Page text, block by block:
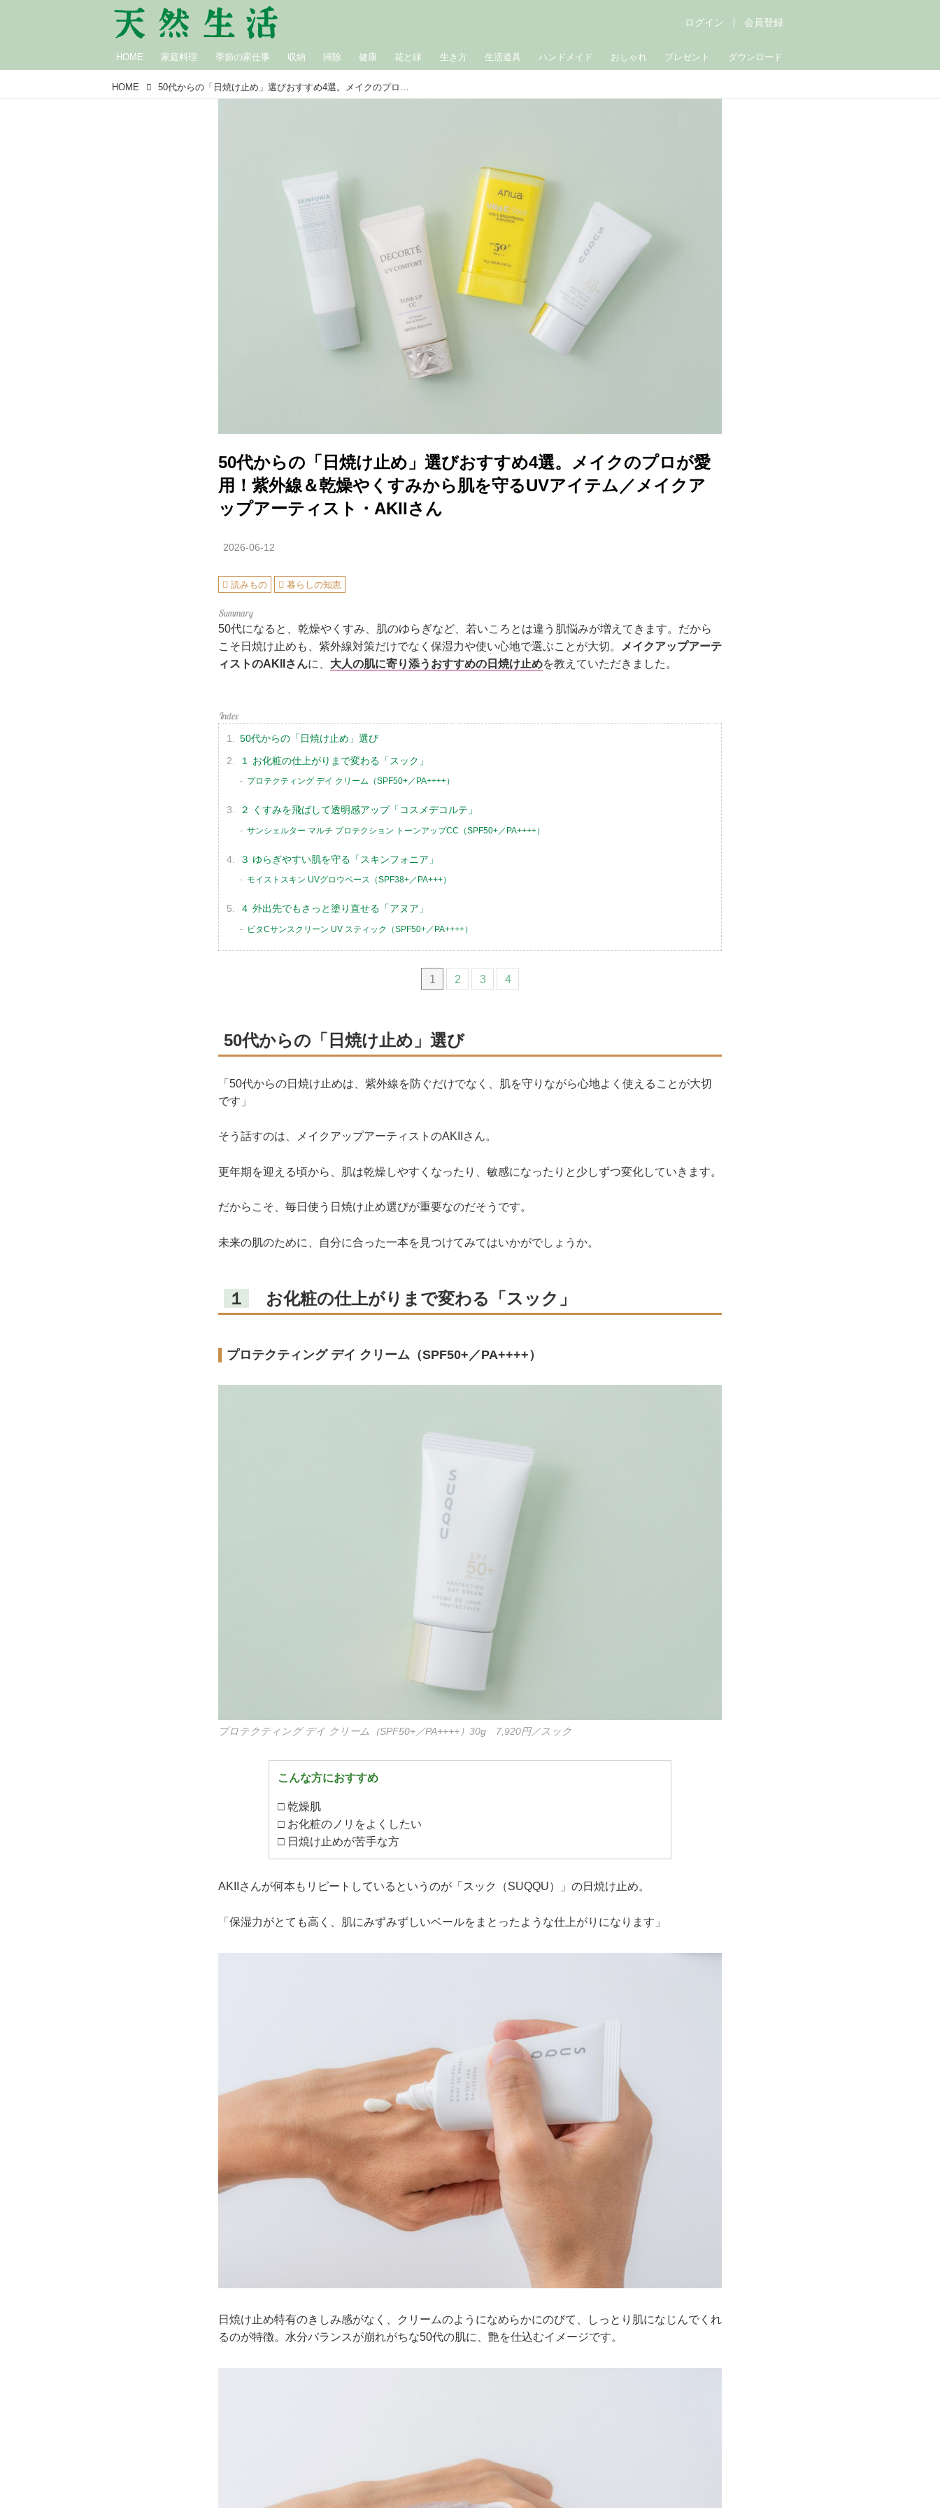
HOME 家庭料理 季節の家仕事 収納 掃除 健康 花と緑 生き方 生活道具 ハンドメイド おしゃれ プレゼント ダウンロード
ログイン 会員登録
HOME 50代からの「日焼け止め」選びおすすめ4選。メイクのプロが愛用！紫外線＆乾燥やくすみから肌を守るUVアイテム／メイクアップアーティスト・AKIIさん
50代からの「日焼け止め」選びおすすめ4選。メイクのプロが愛
用！紫外線＆乾燥やくすみから肌を守るUVアイテム／メイクア
ップアーティスト・AKIIさん
2026-06-12
読みもの 暮らしの知恵
50代になると、乾燥やくすみ、肌のゆらぎなど、若いころとは違う肌悩みが増えてきます。だから
こそ日焼け止めも、紫外線対策だけでなく保湿力や使い心地で選ぶことが大切。
メイクアップアーテ
ィストのAKIIさんに、 大人の肌に寄り添うおすすめの日焼け止めを教えていただきました。
50代からの「日焼け止め」選び
１ お化粧の仕上がりまで変わる「スック」
プロテクティング デイ クリーム（SPF50+／PA++++）
２ くすみを飛ばして透明感アップ「コスメデコルテ」
サンシェルター マルチ プロテクション トーンアップCC（SPF50+／PA++++）
３ ゆらぎやすい肌を守る「スキンフォニア」
モイストスキン UVグロウベース（SPF38+／PA+++）
４ 外出先でもさっと塗り直せる「アヌア」
ビタCサンスクリーン UV スティック（SPF50+／PA++++）
1 2 3 4
50代からの「日焼け止め」選び
「50代からの日焼け止めは、紫外線を防ぐだけでなく、肌を守りながら心地よく使えることが大切
です」
そう話すのは、メイクアップアーティストのAKIIさん。
更年期を迎える頃から、肌は乾燥しやすくなったり、敏感になったりと少しずつ変化していきます。
だからこそ、毎日使う日焼け止め選びが重要なのだそうです。
未来の肌のために、自分に合った一本を見つけてみてはいかがでしょうか。
１ お化粧の仕上がりまで変わる「スック」
プロテクティング デイ クリーム（SPF50+／PA++++）
プロテクティング デイ クリーム（SPF50+／PA++++）30g 7,920円／スック
こんな方におすすめ
□ 乾燥肌
□ お化粧のノリをよくしたい
□ 日焼け止めが苦手な方
AKIIさんが何本もリピートしているというのが「スック（SUQQU）」の日焼け止め。
「保湿力がとても高く、肌にみずみずしいベールをまとったような仕上がりになります」
日焼け止め特有のきしみ感がなく、クリームのようになめらかにのびて、しっとり肌になじんでくれ
るのが特徴。水分バランスが崩れがちな50代の肌に、艶を仕込むイメージです。